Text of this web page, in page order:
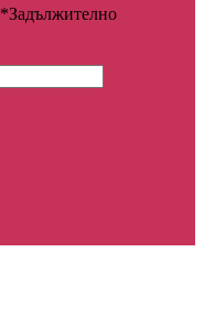
*Задължително